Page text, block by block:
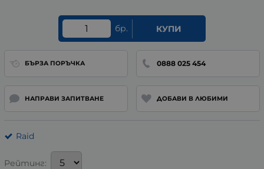
бр. КУПИ
БЪРЗА ПОРЪЧКА 0888 025 454
НАПРАВИ ЗАПИТВАНЕ ДОБАВИ В ЛЮБИМИ
Raid
Рейтинг: